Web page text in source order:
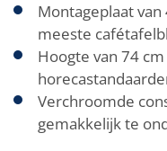
Montageplaat
meeste
Hoogte van 74
Verchroomde
gemakkelijk te